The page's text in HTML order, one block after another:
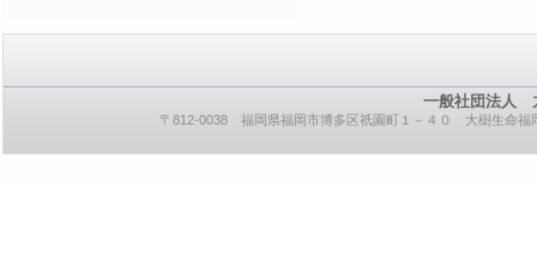
一般社団法人
〒812-0038 福岡県福岡市博多区祇園町１－４０ 大樹生命